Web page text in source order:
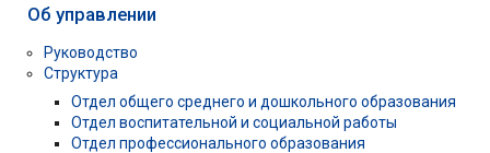
Об управлении
Руководство
Структура
Отдел общего среднего и дошкольного образования
Отдел воспитательной и социальной работы
Отдел профессионального образования